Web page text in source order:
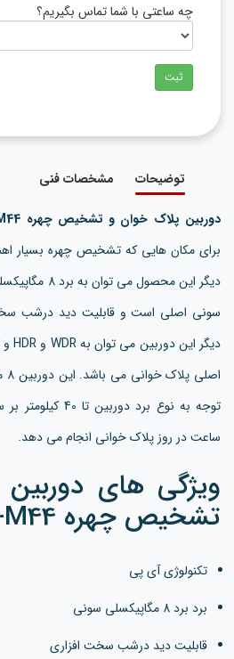
چه ساعتی با شما تماس بگیریم؟
ثبت
توضیحات مشخصات فنی
دوربین پلاک خوان و تشخیص چهره ZO-M44
برای مکان هایی که تشخیص چهره بسیار
دیگر این
سونی اصلی است و قابلیت دید درشب
ساعت در روز پلاک خوانی انجام می دهد.
ویژگی های
تشخیص چهره ZO-M44
تکنولوژی آی پی
برد برد 8 مگاپیکسلی سونی
قابلیت دید درشب سخت افزاری